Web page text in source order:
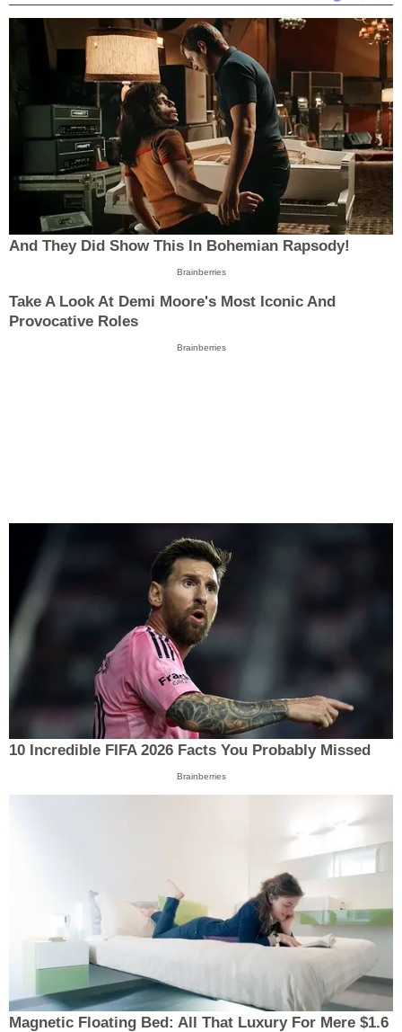
And They Did Show This In Bohemian Rapsody!
Brainberries
Take A Look At Demi Moore's Most Iconic And
Provocative Roles
Brainberries
10 Incredible FIFA 2026 Facts You Probably Missed
Brainberries
Magnetic Floating Bed: All That Luxury For Mere $1.6